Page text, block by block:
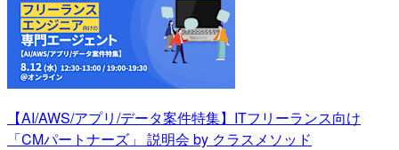
【AI/AWS/アプリ/データ案件特集】ITフリーランス向け
「CMパートナーズ」 説明会 by クラスメソッド